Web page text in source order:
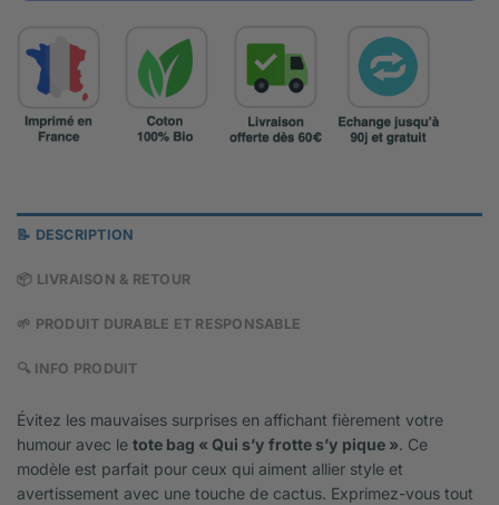
📝 DESCRIPTION
📦 LIVRAISON & RETOUR
🌱 PRODUIT DURABLE ET RESPONSABLE
🔍 INFO PRODUIT
Évitez les mauvaises surprises en affichant fièrement votre
humour avec le tote bag « Qui s’y frotte s’y pique ». Ce
modèle est parfait pour ceux qui aiment allier style et
avertissement avec une touche de cactus. Exprimez-vous tout